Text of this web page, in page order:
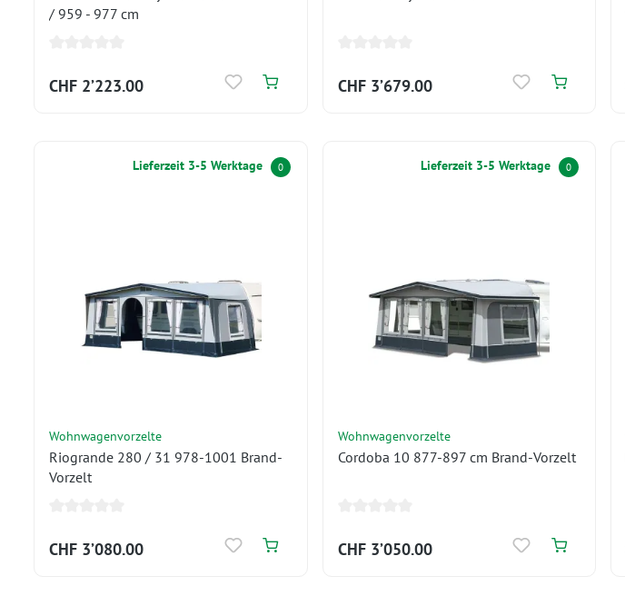
/ 959 - 977 cm
CHF 2’223.00 CHF 3’679.00
Lieferzeit 3-5 Werktage 0
Wohnwagenvorzelte
Riogrande 280 / 31 978-1001 Brand-
Vorzelt
CHF 3’080.00
Lieferzeit 3-5 Werktage 0
Wohnwagenvorzelte
Cordoba 10 877-897 cm Brand-Vorzelt
CHF 3’050.00